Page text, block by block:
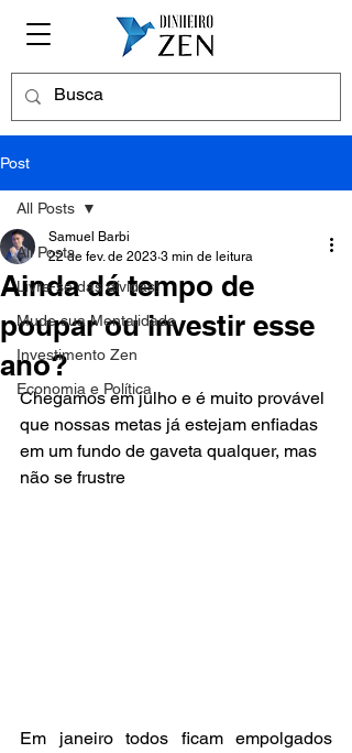
Post
All Posts
Livre-se das dívidas!
Mude sua Mentalidade
Investimento Zen
Economia e Política
All Posts
Ainda dá tempo de
poupar ou investir esse
ano?
Samuel Barbi
22 de fev. de 2023 3 min de leitura
Chegamos em julho e é muito provável
que nossas metas já estejam enfiadas
em um fundo de gaveta qualquer, mas
não se frustre
Em janeiro todos ficam empolgados